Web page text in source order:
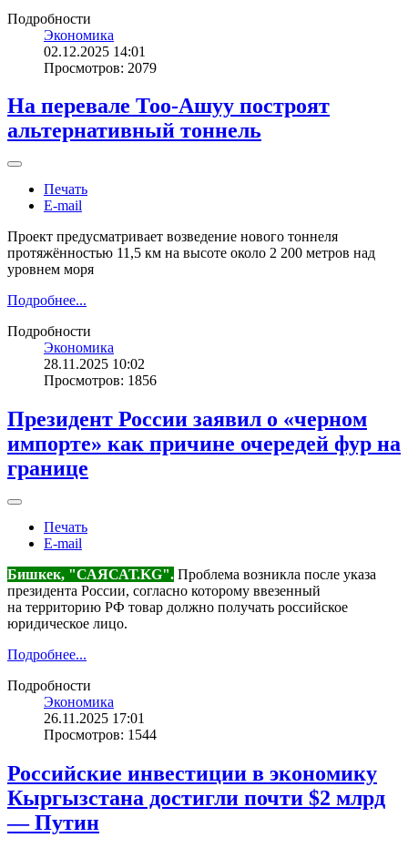
Подробности
Экономика
02.12.2025 14:01
Просмотров: 2079
На перевале Тоо-Ашуу построят
альтернативный тоннель
Печать
E-mail
Проект предусматривает возведение нового тоннеля
протяжённостью 11,5 км на высоте около 2 200 метров над
уровнем моря
Подробнее...
Подробности
Экономика
28.11.2025 10:02
Просмотров: 1856
Президент России заявил о «черном
импорте» как причине очередей фур на
границе
Печать
E-mail
Бишкек, "САЯСАТ.KG". Проблема возникла после указа
президента России, согласно которому ввезенный
на территорию РФ товар должно получать российское
юридическое лицо.
Подробнее...
Подробности
Экономика
26.11.2025 17:01
Просмотров: 1544
Российские инвестиции в экономику
Кыргызстана достигли почти $2 млрд
— Путин